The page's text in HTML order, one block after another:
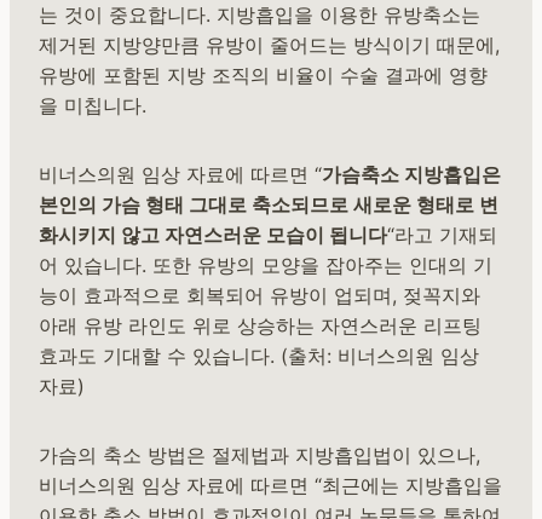
는 것이 중요합니다. 지방흡입을 이용한 유방축소는
제거된 지방양만큼 유방이 줄어드는 방식이기 때문에,
유방에 포함된 지방 조직의 비율이 수술 결과에 영향
을 미칩니다.
비너스의원 임상 자료에 따르면 “가슴축소 지방흡입은
본인의 가슴 형태 그대로 축소되므로 새로운 형태로 변
화시키지 않고 자연스러운 모습이 됩니다“라고 기재되
어 있습니다. 또한 유방의 모양을 잡아주는 인대의 기
능이 효과적으로 회복되어 유방이 업되며, 젖꼭지와
아래 유방 라인도 위로 상승하는 자연스러운 리프팅
효과도 기대할 수 있습니다. (출처: 비너스의원 임상
자료)
가슴의 축소 방법은 절제법과 지방흡입법이 있으나,
비너스의원 임상 자료에 따르면 “최근에는 지방흡입을